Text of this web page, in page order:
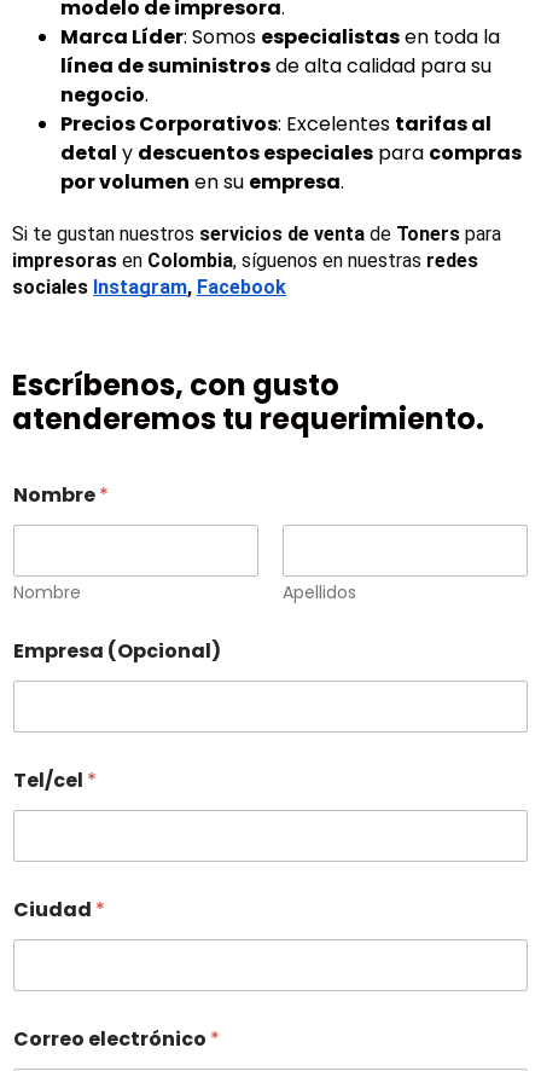
modelo de impresora.
Marca Líder: Somos especialistasen toda la
línea de suministrosde alta calidad para su
negocio.
Precios Corporativos: Excelentes tarifas al
detal y descuentos especiales para compras
por volumen en su empresa.
Si te gustan nuestros servicios de venta de Toners
impresoras en Colombia, síguenos en nuestras redes
sociales Instagram, Facebook
Escríbenos, con gusto
atenderemos tu requerimiento.
Nombre*
Nombre Apellidos
Empresa (Opcional)
Tel/cel *
Ciudad *
Correo electrónico *